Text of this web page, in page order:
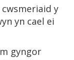
y
yn cael ei
gyngor